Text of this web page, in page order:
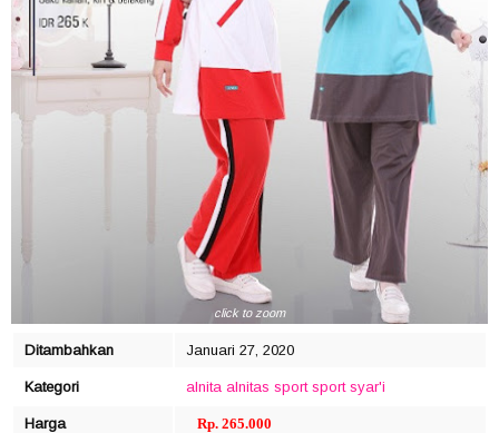
click to zoom
Ditambahkan Januari 27, 2020
Kategori alnita alnitas sport sport syar'i
Harga Rp. 265.000